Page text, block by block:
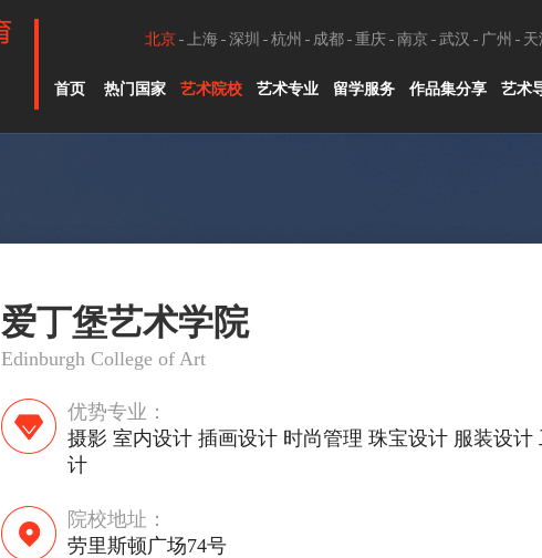
北京 上海 深圳 杭州 成都 重庆 南京 武汉 广州 天
首页 热门国家 艺术院校 艺术专业 留学服务 作品集分享 艺术
爱丁堡艺术学院
Edinburgh College of Art
优势专业：
摄影 室内设计 插画设计 时尚管理 珠宝设计 服装设计
计
院校地址：
劳里斯顿广场74号